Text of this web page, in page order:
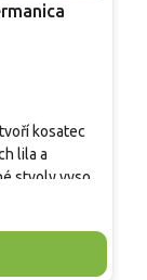
kosatec
lila a
stvoly vysoké
žlutý
hodí k řezu,
kontrastuje s